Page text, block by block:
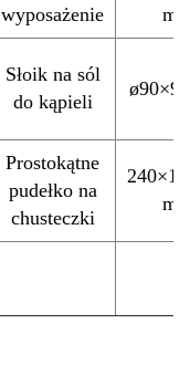
wyposażenie
Słoik na sól
do kąpieli
Prostokątne
pudełko na
chusteczki